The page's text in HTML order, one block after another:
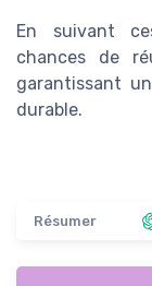
En suivant
chances de
garantissant
durable.
Résumer